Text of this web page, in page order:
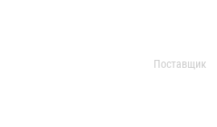
Поставщик